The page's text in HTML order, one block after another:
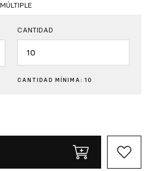
CANTIDAD
CANTIDAD MÍNIMA: 10